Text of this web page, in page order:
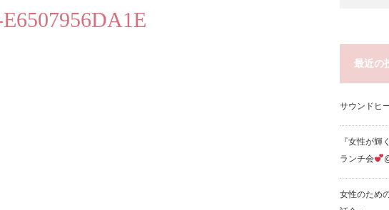
最近の
サウンドヒ
『女性が輝
ランチ会
女性のため